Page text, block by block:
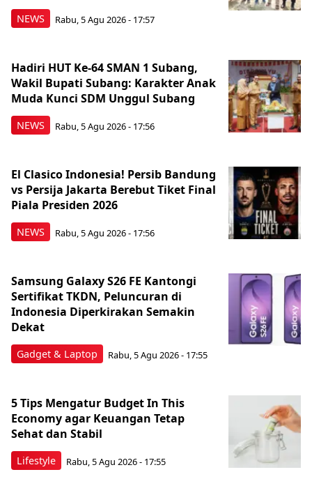
NEWS Rabu, 5 Agu 2026 - 17:57
NEWS
Hadiri HUT Ke-64 SMAN 1 Subang,
Wakil Bupati Subang: Karakter Anak
Muda Kunci SDM Unggul Subang
Rabu, 5 Agu 2026 - 17:56
NEWS
El Clasico Indonesia! Persib Bandung
vs Persija Jakarta Berebut Tiket Final
Piala Presiden 2026
Rabu, 5 Agu 2026 - 17:56
Gadget & Laptop
Samsung Galaxy S26 FE Kantongi
Sertifikat TKDN, Peluncuran di
Indonesia Diperkirakan Semakin
Dekat
Rabu, 5 Agu 2026 - 17:55
Lifestyle
5 Tips Mengatur Budget In This
Economy agar Keuangan Tetap
Sehat dan Stabil
Rabu, 5 Agu 2026 - 17:55